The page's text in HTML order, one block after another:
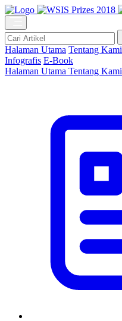
Halaman Utama Tentang Kami
Infografis E-Book
Halaman Utama Tentang Kami